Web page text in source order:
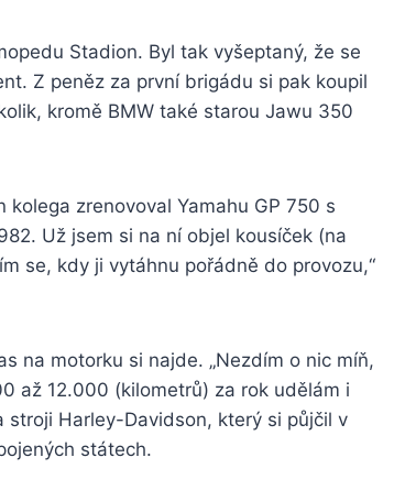
Stadion. Byl tak vyšeptaný, že se
Z peněz za první brigádu si pak koupil
kromě BMW také starou Jawu 350
zrenovoval Yamahu GP 750 s
Už jsem si na ní objel kousíček (na
se, kdy ji vytáhnu pořádně do provozu,“
na motorku si najde. „Nezdím o nic míň,
až 12.000 (kilometrů) za rok udělám i
stroji Harley-Davidson, který si půjčil v
státech.